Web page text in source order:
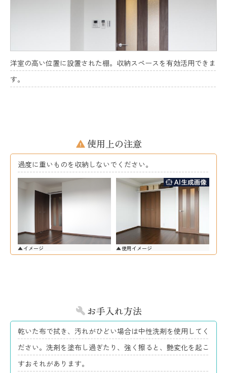
洋室の高い位置に設置された棚。収納スペースを有効活用できま
す。
使用上の注意
過度に重いものを収納しないでください。
イメージ 使用イメージ
お手入れ方法
乾いた布で拭き、汚れがひどい場合は中性洗剤を使用してく
ださい。洗剤を塗布し過ぎたり、強く擦ると、艶変化を起こ
すおそれがあります。